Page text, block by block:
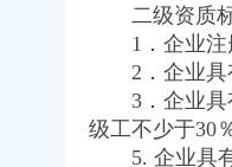
二级资质
1．企业注
2．企业具
3．企业具有
级工不少于30
5. 企业具有